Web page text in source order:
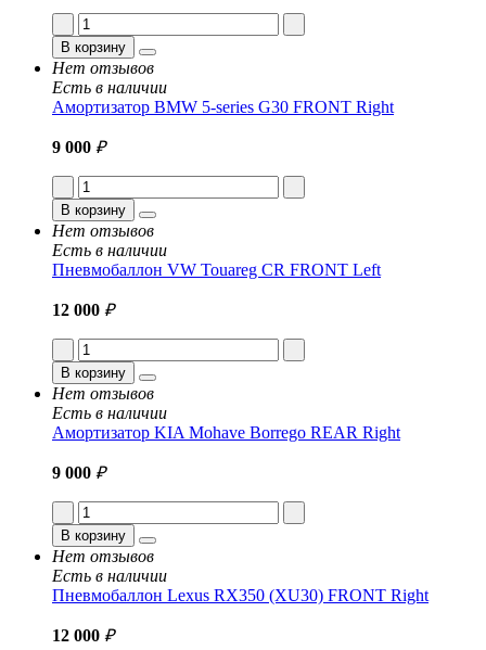
В корзину
Нет отзывов
Есть в наличии
Амортизатор BMW 5-series G30 FRONT Right
9 000 ₽
В корзину
Нет отзывов
Есть в наличии
Пневмобаллон VW Touareg CR FRONT Left
12 000 ₽
В корзину
Нет отзывов
Есть в наличии
Амортизатор KIA Mohave Borrego REAR Right
9 000 ₽
В корзину
Нет отзывов
Есть в наличии
Пневмобаллон Lexus RX350 (XU30) FRONT Right
12 000 ₽